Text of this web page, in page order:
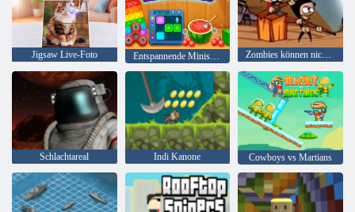
Jigsaw Live-Foto Entspannende Minispiele Zombies können nicht springen
Schlachtareal Indi Kanone Cowboys vs Martians